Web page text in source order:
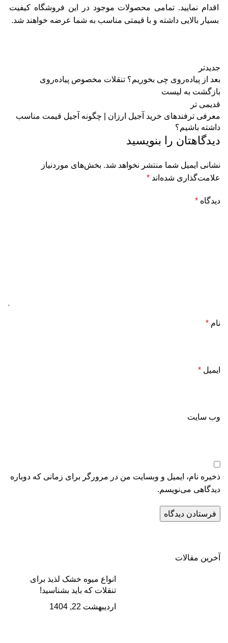
اقدام نمایید. تمامی محصولات موجود در این فروشگاه کیفیت
بسیار بالایی داشته و با قیمتی مناسب به شما عرضه خواهند شد.
جدیدتر
بعد از پیاده‌روی چی بخوریم؟ تنقلات مخصوص پیاده‌روی
بازگشت به لیست
قدیمی تر
معرفی ترفند‌های خرید آجیل ارزان | چگونه آجیل قیمت مناسب
داشته باشیم؟
دیدگاهتان را بنویسید
نشانی ایمیل شما منتشر نخواهد شد. بخش‌های موردنیاز
علامت‌گذاری شده‌اند *
دیدگاه *
نام *
ایمیل *
وب‌ سایت
ذخیره نام، ایمیل و وبسایت من در مرورگر برای زمانی که دوباره
دیدگاهی می‌نویسم.
آخرین مقالات
انواع میوه خشک لذیذ برای
تنقلات که باید بشناسید!
اردیبهشت 22, 1404